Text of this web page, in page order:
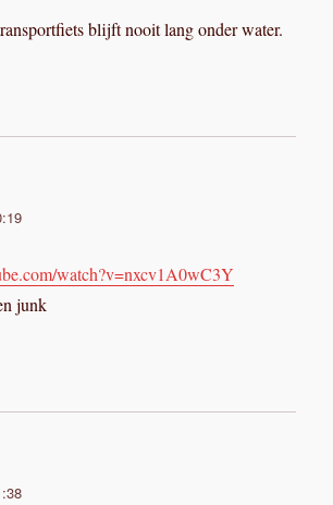
blijft nooit lang onder water.
watch?v=nxcv1A0wC3Y
junk